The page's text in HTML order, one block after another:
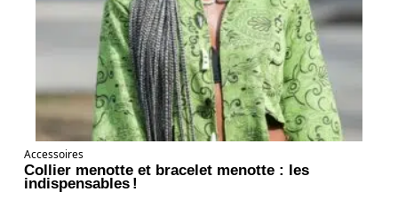
Accessoires
Collier menotte et bracelet menotte : les
indispensables !